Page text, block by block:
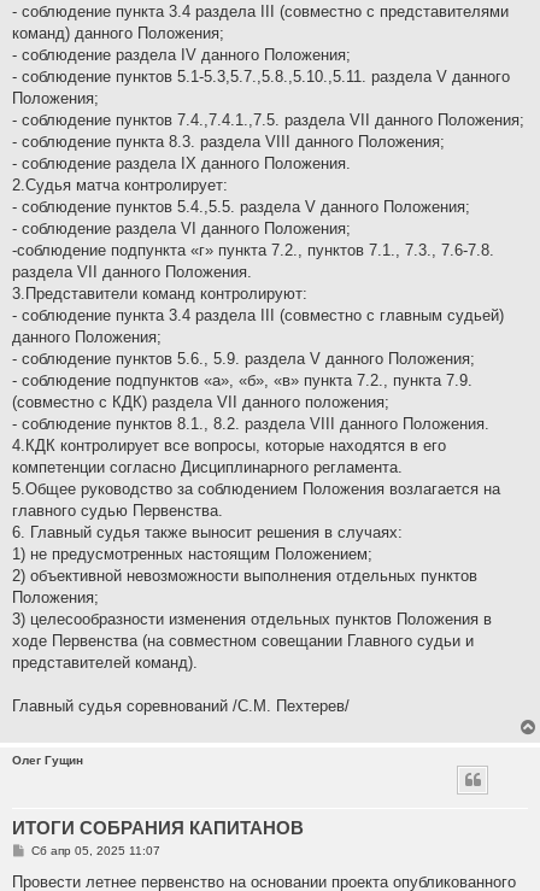
- соблюдение пункта 3.4 раздела III (совместно с представителями
команд) данного Положения;
- соблюдение раздела IV данного Положения;
- соблюдение пунктов 5.1-5.3,5.7.,5.8.,5.10.,5.11. раздела V данного
Положения;
- соблюдение пунктов 7.4.,7.4.1.,7.5. раздела VII данного Положения;
- соблюдение пункта 8.3. раздела VIII данного Положения;
- соблюдение раздела IX данного Положения.
2.Судья матча контролирует:
- соблюдение пунктов 5.4.,5.5. раздела V данного Положения;
- соблюдение раздела VI данного Положения;
-соблюдение подпункта «г» пункта 7.2., пунктов 7.1., 7.3., 7.6-7.8.
раздела VII данного Положения.
3.Представители команд контролируют:
- соблюдение пункта 3.4 раздела III (совместно с главным судьей)
данного Положения;
- соблюдение пунктов 5.6., 5.9. раздела V данного Положения;
- соблюдение подпунктов «а», «б», «в» пункта 7.2., пункта 7.9.
(совместно с КДК) раздела VII данного положения;
- соблюдение пунктов 8.1., 8.2. раздела VIII данного Положения.
4.КДК контролирует все вопросы, которые находятся в его
компетенции согласно Дисциплинарного регламента.
5.Общее руководство за соблюдением Положения возлагается на
главного судью Первенства.
6. Главный судья также выносит решения в случаях:
1) не предусмотренных настоящим Положением;
2) объективной невозможности выполнения отдельных пунктов
Положения;
3) целесообразности изменения отдельных пунктов Положения в
ходе Первенства (на совместном совещании Главного судьи и
представителей команд).
Главный судья соревнований /С.М. Пехтерев/
Олег Гущин
ИТОГИ СОБРАНИЯ КАПИТАНОВ
С
о
Сб апр 05, 2025 11:07
Провести летнее первенство на основании проекта опубликованного